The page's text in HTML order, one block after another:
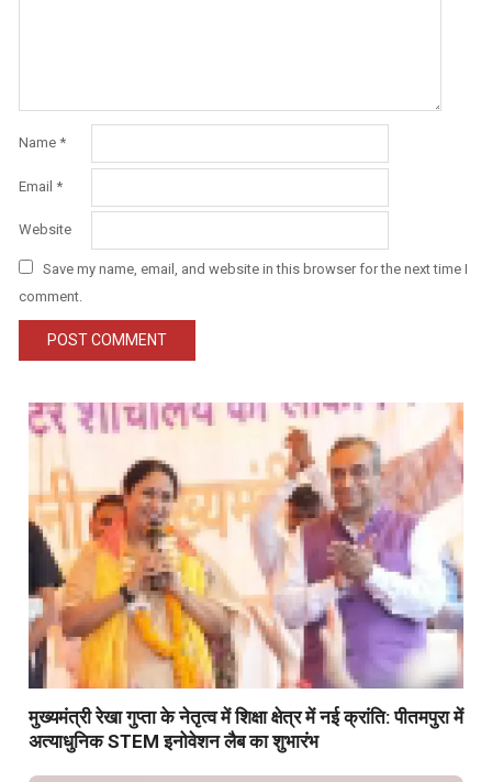
Name *
Email *
Website
Save my name, email, and website in this browser for the next time I
comment.
मुख्यमंत्री रेखा गुप्ता के नेतृत्व में शिक्षा क्षेत्र में नई क्रांति: पीतमपुरा में
अत्याधुनिक STEM इनोवेशन लैब का शुभारंभ